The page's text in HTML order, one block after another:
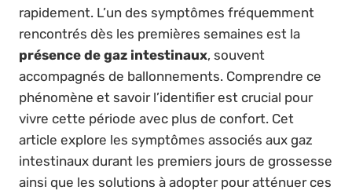
rapidement. L’un des symptômes fréquemment
rencontrés dès les premières semaines est la
présence de gaz intestinaux, souvent
accompagnés de ballonnements. Comprendre ce
phénomène et savoir l’identifier est crucial pour
vivre cette période avec plus de confort. Cet
article explore les symptômes associés aux gaz
intestinaux durant les premiers jours de grossesse
ainsi que les solutions à adopter pour atténuer ces